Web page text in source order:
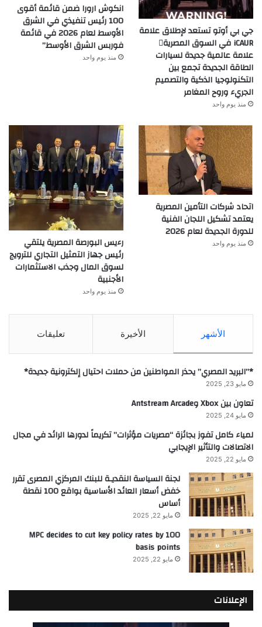
جي بي أوتو تستعد لإطلاق علامة
iCAUR في السوق المصرية
علامة عالمية جديدة لسيارات
الطاقة الجديدة تجمع بين
التكنولوجيا الذكية والتصميم
الجريء وروح المغامر
منذ يوم واحد
انكوش ارورا ضمن قائمة أقوى
100 رئيس تنفيذي في الشرق
الأوسط لعام 2026 في قائمة
فوربس الشرق الأوسط”
منذ يوم واحد
اتحاد شركات التأمين المصرية
يعتمد تشكيل اللجان الفنية
للدورة الجديدة لعام 2026
منذ يوم واحد
رءيس البورصة المصرية يلتقي
رئيس جهاز التمثيل التجاري للترويج
لسوق المال وجذب الاستثمارات
الأجنبية
منذ يوم واحد
الأشهر الأخيرة تعليقات
*”البريد المصري” يحذر المواطنين من حملات احتيال إلكترونية جديدة*
مايو 23, 2025
تعاون بين Xbox وAntstream Arcade
مايو 24, 2025
لمياء كامل تفوز بجائزة “مصريات مؤثرات” تكريماً لدورها الرائد في مجال
الاتصالات والتأثير الإيجابي
مايو 22, 2025
لجنة السياسة النقديـة للبنك المركزي المصرى تقرر
خفض أسعار العائد الأساسية بواقع 100 نقطة
أساس
مايو 22, 2025
MPC decides to cut key policy rates by 100
basis points
مايو 22, 2025
الإعلانات